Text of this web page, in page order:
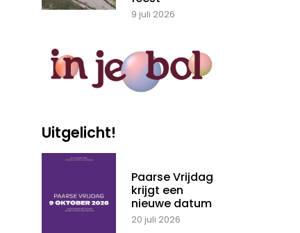
9 juli 2026
Uitgelicht!
Paarse Vrijdag
krijgt een
nieuwe datum
20 juli 2026